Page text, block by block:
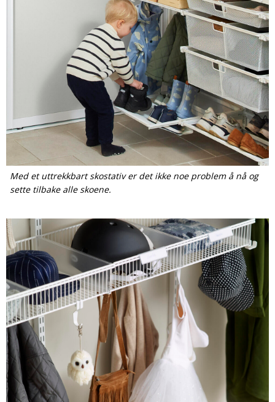
Med et uttrekkbart skostativ er det ikke noe problem å nå og
sette tilbake alle skoene.